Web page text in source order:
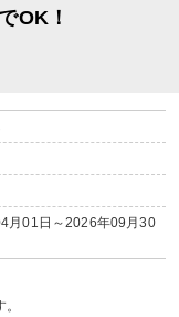
OK！
月01日～2026年09月30